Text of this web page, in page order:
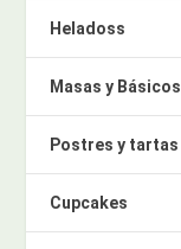
Heladoss
Masas y Básicos
Postres y tartas
Cupcakes